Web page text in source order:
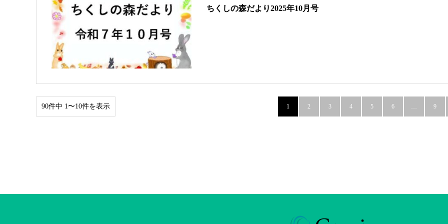
ちくしの森だより2025年10月号
90件中 1〜10件を表示 1 2 3 4 5 6 … 9